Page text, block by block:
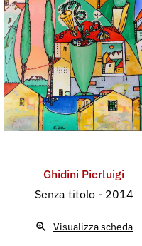
Ghidini Pierluigi
Senza titolo - 2014
Visualizza scheda